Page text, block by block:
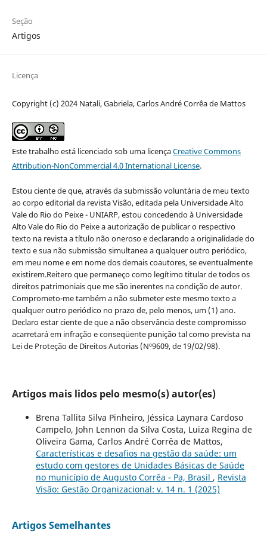
Seção
Artigos
Licença
Copyright (c) 2024 Natali, Gabriela, Carlos André Corrêa de Mattos
Este trabalho está licenciado sob uma licençaCreative Commons
Attribution-NonCommercial 4.0 International License.
Estou ciente de que, através da submissão voluntária de meu texto
ao corpo editorial da revista Visão, editada pela Universidade Alto
Vale do Rio do Peixe - UNIARP, estou concedendo à Universidade
Alto Vale do Rio do Peixe a autorização de publicar o respectivo
texto na revista a título não oneroso e declarando a originalidade do
texto e sua não submissão simultanea a qualquer outro periódico,
em meu nome e em nome dos demais coautores, se eventualmente
existirem.Reitero que permaneço como legítimo titular de todos os
direitos patrimoniais que me são inerentes na condição de autor.
Comprometo-me também a não submeter este mesmo texto a
qualquer outro periódico no prazo de, pelo menos, um (1) ano.
Declaro estar ciente de que a não observância deste compromisso
acarretará em infração e conseqüente punição tal como prevista na
Lei de Proteção de Direitos Autorias (Nº9609, de 19/02/98).
Artigos mais lidos pelo mesmo(s) autor(es)
Brena Tallita Silva Pinheiro, Jéssica Laynara Cardoso
Campelo, John Lennon da Silva Costa, Luiza Regina de
Oliveira Gama, Carlos André Corrêa de Mattos,
Características e desafios na gestão da saúde: um
estudo com gestores de Unidades Básicas de Saúde
no município de Augusto Corrêa - Pa, Brasil , Revista
Visão: Gestão Organizacional: v. 14 n. 1 (2025)
Artigos Semelhantes